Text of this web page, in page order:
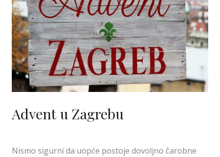
Advent u Zagrebu
Nismo sigurni da uopće postoje dovoljno čarobne